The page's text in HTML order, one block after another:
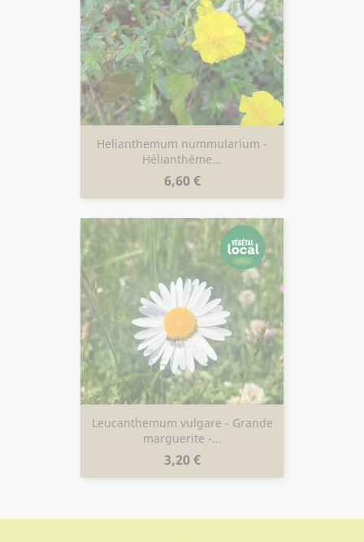
Helianthemum nummularium -
Hélianthème...
Prix
6,60 €
Leucanthemum vulgare - Grande
marguerite -...
Prix
3,20 €